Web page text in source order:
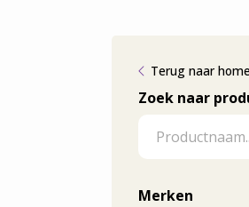
Terug naar home
Zoek naar
Merken